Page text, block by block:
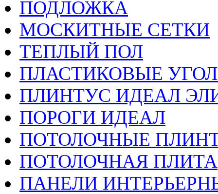
ПОДЛОЖКА
МОСКИТНЫЕ СЕТКИ
ТЕПЛЫЙ ПОЛ
ПЛАСТИКОВЫЕ
ПЛИНТУС ИДЕАЛ
ПОРОГИ ИДЕАЛ
ПОТОЛОЧНЫЕ
ПОТОЛОЧНАЯ ПЛИТА
ПАНЕЛИ